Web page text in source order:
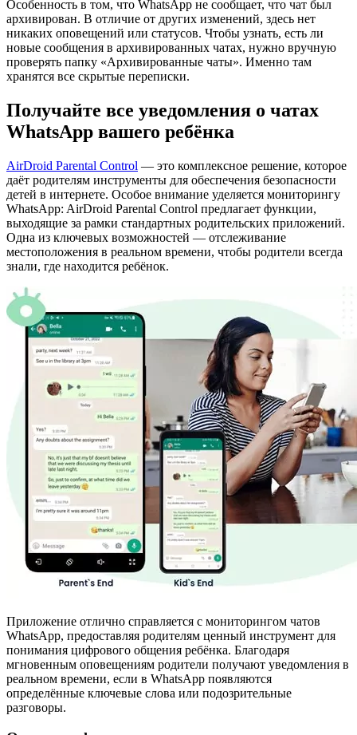
Особенность в том, что WhatsApp не сообщает, что чат был
архивирован. В отличие от других изменений, здесь нет
никаких оповещений или статусов. Чтобы узнать, есть ли
новые сообщения в архивированных чатах, нужно вручную
проверять папку «Архивированные чаты». Именно там
хранятся все скрытые переписки.
Получайте все уведомления о чатах
WhatsApp вашего ребёнка
AirDroid Parental Control — это комплексное решение, которое
даёт родителям инструменты для обеспечения безопасности
детей в интернете. Особое внимание уделяется мониторингу
WhatsApp: AirDroid Parental Control предлагает функции,
выходящие за рамки стандартных родительских приложений.
Одна из ключевых возможностей — отслеживание
местоположения в реальном времени, чтобы родители всегда
знали, где находится ребёнок.
Приложение отлично справляется с мониторингом чатов
WhatsApp, предоставляя родителям ценный инструмент для
понимания цифрового общения ребёнка. Благодаря
мгновенным оповещениям родители получают уведомления в
реальном времени, если в WhatsApp появляются
определённые ключевые слова или подозрительные
разговоры.